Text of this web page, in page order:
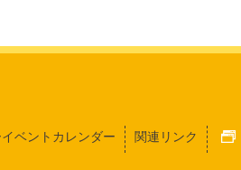
ベントカレンダー 関連リンク